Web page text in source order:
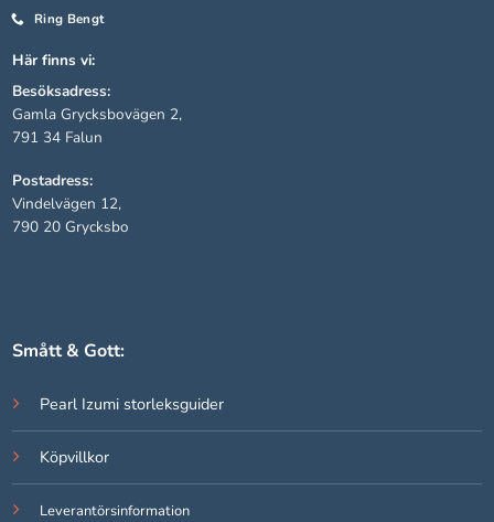
Ring Bengt
Här finns vi:
Besöksadress:
Gamla Grycksbovägen 2,
791 34 Falun
Postadress:
Vindelvägen 12,
790 20 Grycksbo
Smått & Gott:
Pearl Izumi storleksguider
Köpvillkor
Leverantörsinformation